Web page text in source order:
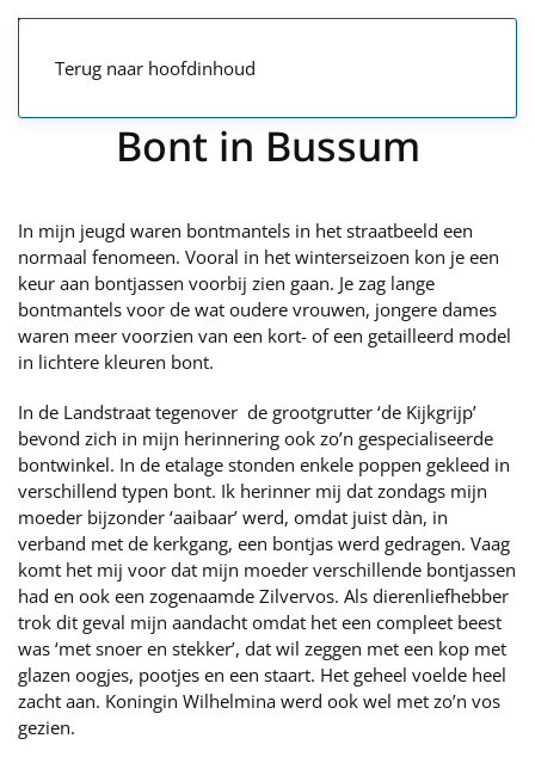
Terug naar hoofdinhoud
Bont in Bussum
In mijn jeugd waren bontmantels in het straatbeeld een
normaal fenomeen. Vooral in het winterseizoen kon je een
keur aan bontjassen voorbij zien gaan. Je zag lange
bontmantels voor de wat oudere vrouwen, jongere dames
waren meer voorzien van een kort- of een getailleerd model
in lichtere kleuren bont.
In de Landstraat tegenover de grootgrutter ‘de Kijkgrijp’
bevond zich in mijn herinnering ook zo’n gespecialiseerde
bontwinkel. In de etalage stonden enkele poppen gekleed in
verschillend typen bont. Ik herinner mij dat zondags mijn
moeder bijzonder ‘aaibaar’ werd, omdat juist dàn, in
verband met de kerkgang, een bontjas werd gedragen. Vaag
komt het mij voor dat mijn moeder verschillende bontjassen
had en ook een zogenaamde Zilvervos. Als dierenliefhebber
trok dit geval mijn aandacht omdat het een compleet beest
was ‘met snoer en stekker’, dat wil zeggen met een kop met
glazen oogjes, pootjes en een staart. Het geheel voelde heel
zacht aan. Koningin Wilhelmina werd ook wel met zo’n vos
gezien.